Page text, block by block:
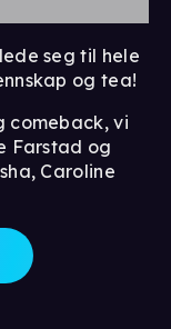
seg til hele
og tea!
comeback, vi
Farstad og
Caroline